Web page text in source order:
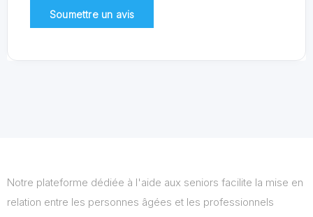
Notre plateforme dédiée à l'aide aux seniors facilite la mise en
relation entre les personnes âgées et les professionnels